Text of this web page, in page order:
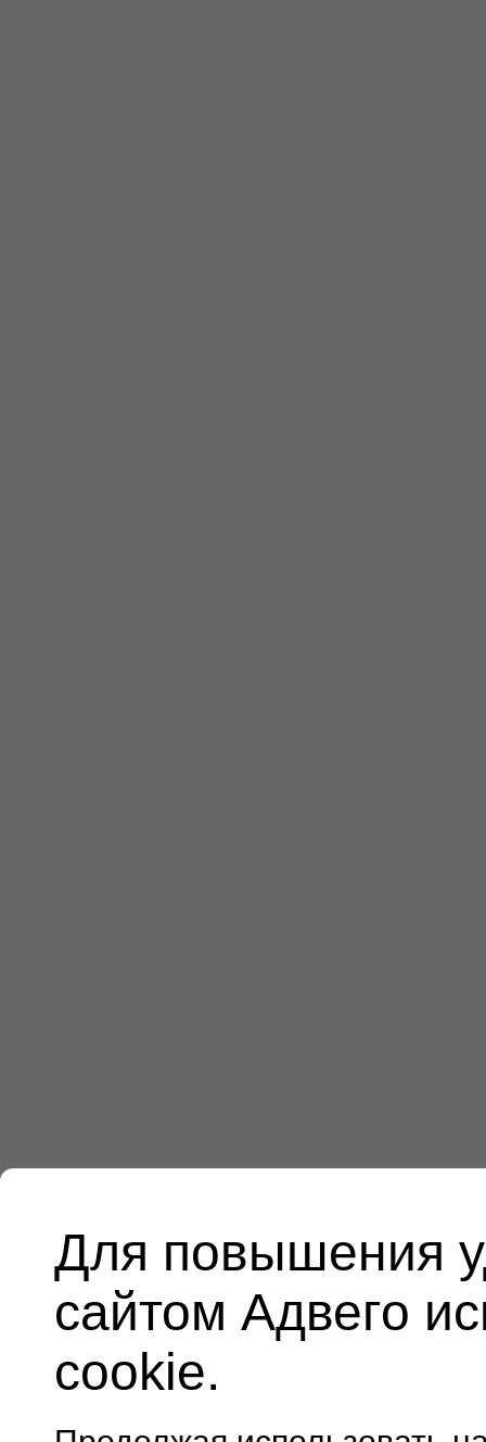
Для повышения
сайтом Адвего
cookie.